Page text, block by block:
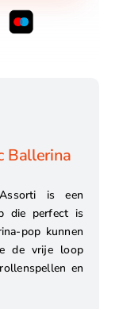
Ballerina
is een
die perfect is
pop kunnen
de vrije loop
en